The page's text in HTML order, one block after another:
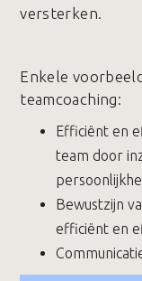
versterken.
Enkele
teamcoaching:
Efficiënt en
team door
Bewustzijn
efficiënt en